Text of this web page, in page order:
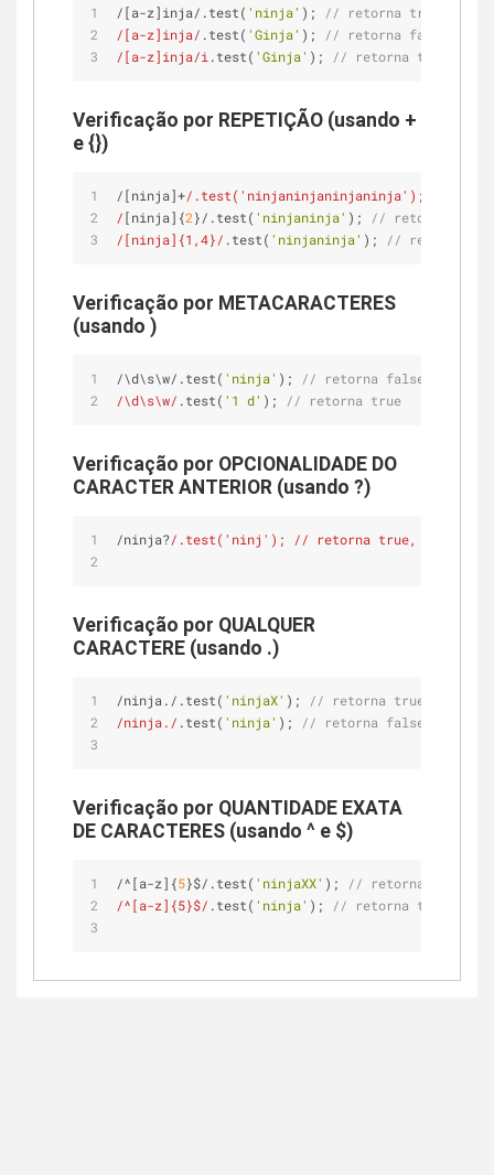
/[a-z]inja/.test( 'ninja' );
// retorna true
/[a-z]inja/ .test( 'Ginja' );
// retorna false, só
/[a-z]inja/i.test( 'Ginja' ); // retorna true,
Verificação por REPETIÇÃO (usando +
e {})
/[ninja]+/.test('ninjaninjaninjaninja'); /
/[ninja]{2}/.test( 'ninjaninja' );
// retorna true,
/[ninja]{1,4}/ .test( 'ninjaninja' ); // retorna
Verificação por METACARACTERES
(usando )
/\d\s\w/.test( 'ninja' );
// retorna false, pois
/\d\s\w/ .test( '1 d' ); // retorna true
Verificação por OPCIONALIDADE DO
CARACTER ANTERIOR (usando ?)
/ninja?/.test('ninj'); // retorna true, pois o
Verificação por QUALQUER
CARACTERE (usando .)
/ninja./.test( 'ninjaX' );
// retorna true, pois
/ninja./ .test( 'ninja' ); // retorna false, pois
Verificação por QUANTIDADE EXATA
DE CARACTERES (usando ^ e $)
/^[a-z]{5}$/.test( 'ninjaXX' );
// retorna false,
/^[a-z]{5}$/ .test( 'ninja' ); // retorna true pois